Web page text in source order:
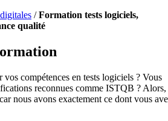
/Formation tests logiciels,
qualité
vos compétences en tests logiciels ? Vous
reconnues comme ISTQB ? Alors,
nous avons exactement ce dont vous